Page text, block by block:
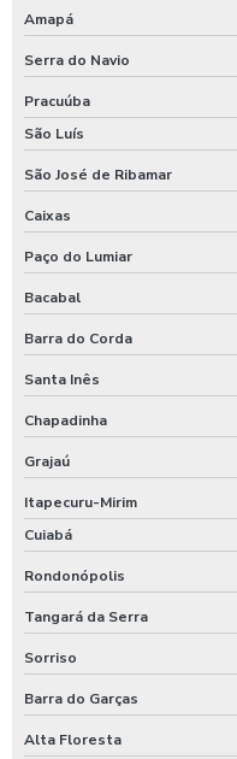
Amapá
Serra do Navio
Pracuúba
São Luís
São José de Ribamar
Caixas
Paço do Lumiar
Bacabal
Barra do Corda
Santa Inês
Chapadinha
Grajaú
Itapecuru-Mirim
Cuiabá
Rondonópolis
Tangará da Serra
Sorriso
Barra do Garças
Alta Floresta